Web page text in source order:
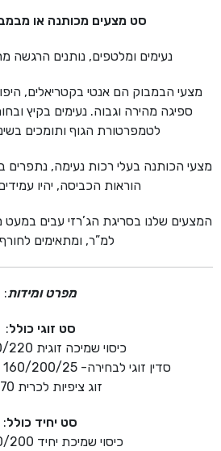
סט מצעים מכותנה או
נעימים ומלטפים, נותנים הרגשה
מצעי הבמבוק הם אנטי בקטריאלים,
ספיגה מהירה וגבוה. נעימים בקיץ
לטמפרטורת הגוף ותומכים
מצעי הכותנה בעלי רכות נעימה, נתפרים
הוראות הכביסה, יהיו
למ”ר, ומתאימים
מפרט ומידות:
סט זוגי כולל:
כיסוי שמיכה זוגית 200/220 ס”מ
סדין זוגי לבחירה- 160/200/25 או 200/200/25
זוג ציפיות לכרית 50/70
סט יחיד כולל:
כיסוי שמיכת יחיד 150/200 ס”מ